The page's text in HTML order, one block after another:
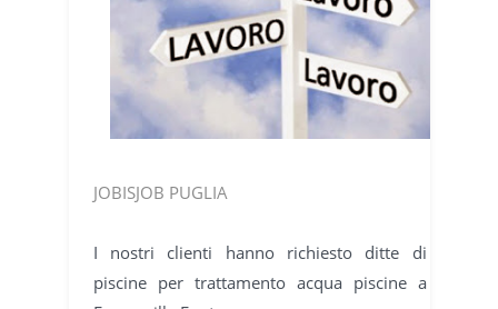
JOBISJOB PUGLIA
I nostri clienti hanno richiesto ditte di
piscine per trattamento acqua piscine a